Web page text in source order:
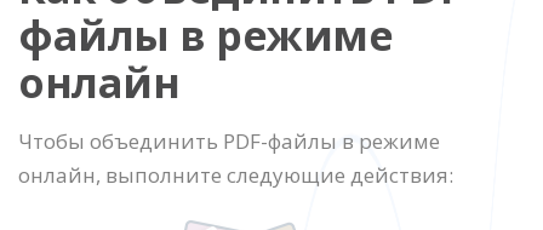
файлы в режиме
онлайн
Чтобы объединить PDF-файлы в режиме
онлайн, выполните следующие действия: